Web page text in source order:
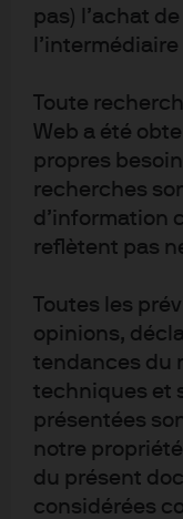
pas) l’achat
Toute
Web a été
propres
recherches
d’information
reflètent pas
Toutes les
opinions,
tendances du
techniques et
présentées
notre
du présent
considérées
Les sondés
thématiques et les
(environnement,
largement
les
En revanche, les
que leurs clients
ETF « à bêta